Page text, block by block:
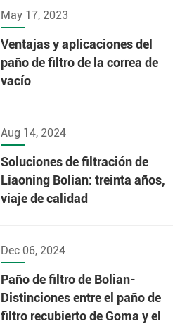
May 17, 2023
Ventajas y aplicaciones del
paño de filtro de la correa de
vacío
Aug 14, 2024
Soluciones de filtración de
Liaoning Bolian: treinta años,
viaje de calidad
Dec 06, 2024
Paño de filtro de Bolian-
Distinciones entre el paño de
filtro recubierto de Goma y el